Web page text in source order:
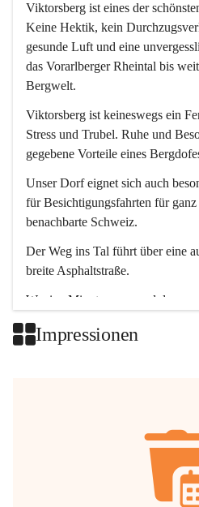
Viktorsberg ist eines der
Keine Hektik, kein
gesunde Luft und eine
das Vorarlberger Rheintal bis
Bergwelt.
Viktorsberg ist keineswegs ein
Stress und Trubel. Ruhe und
gegebene Vorteile eines
Unser Dorf eignet sich auch
für Besichtigungsfahrten für
benachbarte Schweiz.
Der Weg ins Tal führt über eine
breite Asphaltstraße.
Wenige Minuten nur, und das
Impressionen